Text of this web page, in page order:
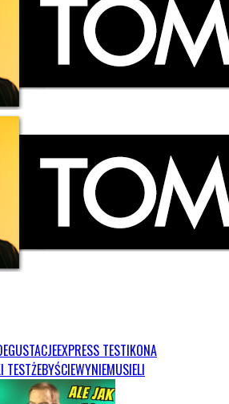
EXPRESS TESTIKONA
TESTŻEBYŚCIEWYNIEMUSIELI